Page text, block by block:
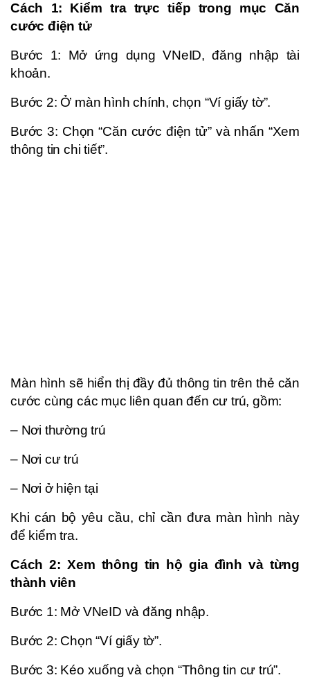
Cách 1: Kiểm tra trực tiếp trong mục Căn
cước điện tử
Bước 1: Mở ứng dụng VNeID, đăng nhập tài
khoản.
Bước 2: Ở màn hình chính, chọn “Ví giấy tờ”.
Bước 3: Chọn “Căn cước điện tử” và nhấn “Xem
thông tin chi tiết”.
Màn hình sẽ hiển thị đầy đủ thông tin trên thẻ căn
cước cùng các mục liên quan đến cư trú, gồm:
– Nơi thường trú
– Nơi cư trú
– Nơi ở hiện tại
Khi cán bộ yêu cầu, chỉ cần đưa màn hình này
để kiểm tra.
Cách 2: Xem thông tin hộ gia đình và từng
thành viên
Bước 1: Mở VNeID và đăng nhập.
Bước 2: Chọn “Ví giấy tờ”.
Bước 3: Kéo xuống và chọn “Thông tin cư trú”.